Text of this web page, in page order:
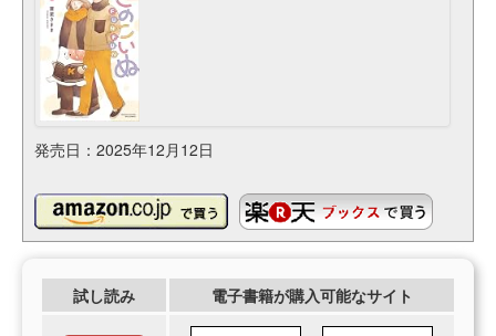
発売日：2025年12月12日
試し読み 電子書籍が購入可能なサイト